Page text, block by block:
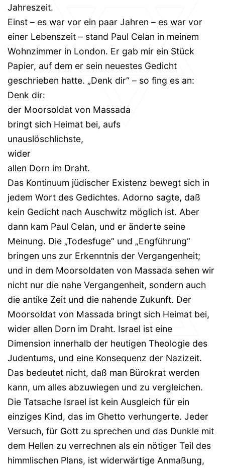
Jahreszeit.
Einst – es war vor ein paar Jahren – es war vor
einer Lebenszeit – stand Paul Celan in meinem
Wohnzimmer in London. Er gab mir ein Stück
Papier, auf dem er sein neuestes Gedicht
geschrieben hatte. „Denk dir“ – so fing es an:
Denk dir:
der Moorsoldat von Massada
bringt sich Heimat bei, aufs
unauslöschlichste,
wider
allen Dorn im Draht.
Das Kontinuum jüdischer Existenz bewegt sich in
jedem Wort des Gedichtes. Adorno sagte, daß
kein Gedicht nach Auschwitz möglich ist. Aber
dann kam Paul Celan, und er änderte seine
Meinung. Die „Todesfuge“ und „Engführung“
bringen uns zur Erkenntnis der Vergangenheit;
und in dem Moorsoldaten von Massada sehen wir
nicht nur die nahe Vergangenheit, sondern auch
die antike Zeit und die nahende Zukunft. Der
Moorsoldat von Massada bringt sich Heimat bei,
wider allen Dorn im Draht. Israel ist eine
Dimension innerhalb der heutigen Theologie des
Judentums, und eine Konsequenz der Nazizeit.
Das bedeutet nicht, daß man Bürokrat werden
kann, um alles abzuwiegen und zu vergleichen.
Die Tatsache Israel ist kein Ausgleich für ein
einziges Kind, das im Ghetto verhungerte. Jeder
Versuch, für Gott zu sprechen und das Dunkle mit
dem Hellen zu verrechnen als ein nötiger Teil des
himmlischen Plans, ist widerwärtige Anmaßung,